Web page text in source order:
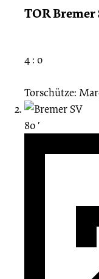
TOR Bremer
4 : 0
Torschütze:
80 ′